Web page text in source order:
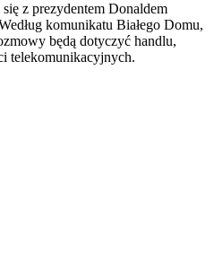
z prezydentem Donaldem
komunikatu Białego Domu,
będą dotyczyć handlu,
telekomunikacyjnych.